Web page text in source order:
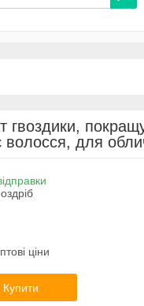
гвоздики,
волосся, для
ціни
Купити